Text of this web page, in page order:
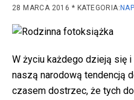
28 MARCA 2016
W życiu każdego dzieją się
naszą narodową tendencją
czasem dostrzec, że tych